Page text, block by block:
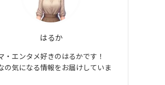
はるか
・エンタメ好きのはるかです！
の気になる情報をお届けしていま